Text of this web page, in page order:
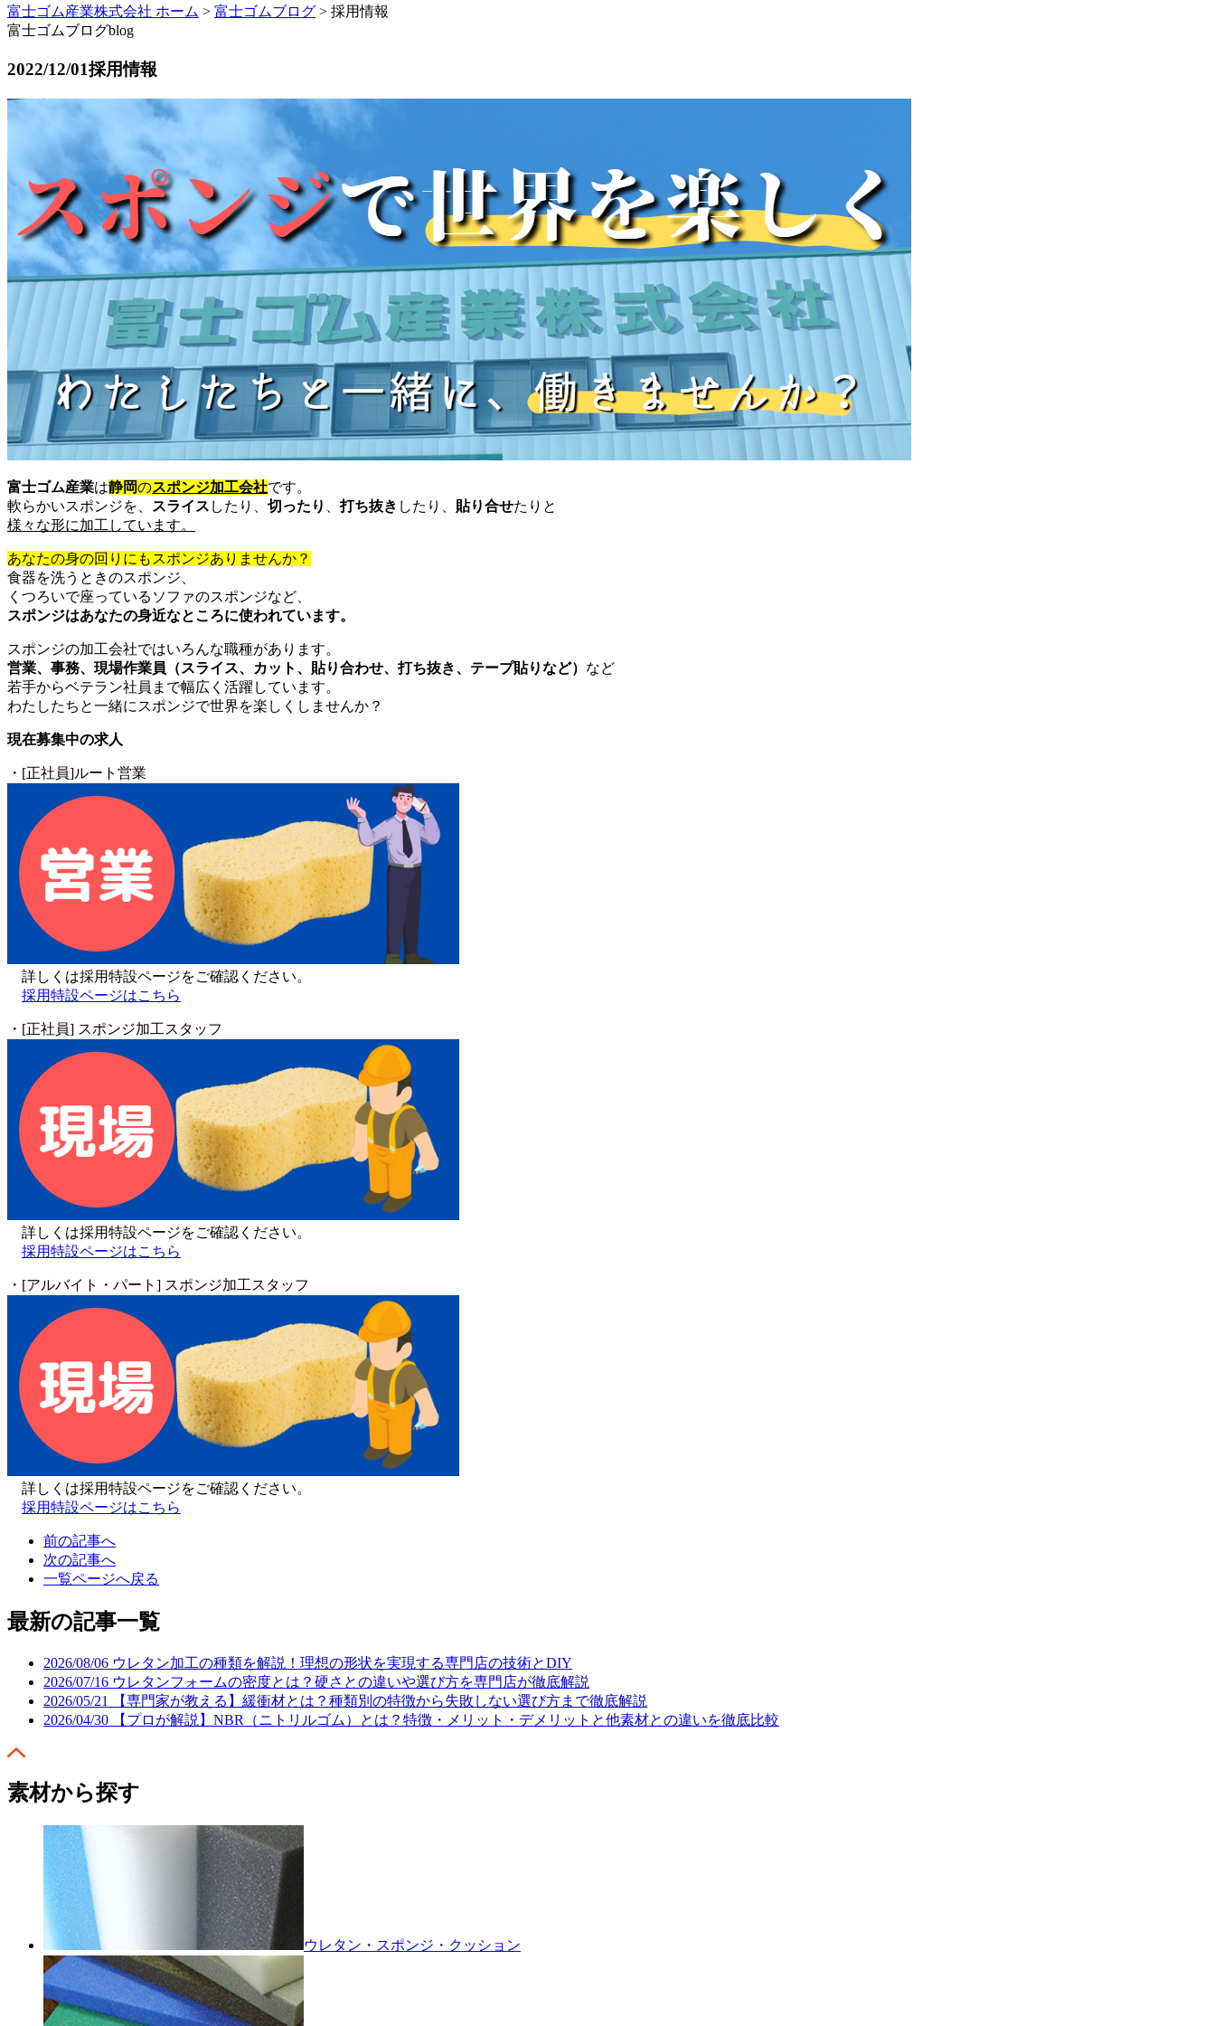
富士ゴム産業株式会社 ホーム > 富士ゴムブログ > 採用情報
富士ゴムブログblog
2022/12/01採用情報
富士ゴム産業は静岡のスポンジ加工会社です。
軟らかいスポンジを、
スライス したり、 切ったり 、打ち抜き したり、 貼り合せたりと
様々な形に加工しています。
あなたの身の回りにもスポンジありませんか？
食器を洗うときのスポンジ、
くつろいで座っているソファのスポンジなど、
スポンジはあなたの身近なところに使われています。
スポンジの加工会社ではいろんな職種があります。
営業、事務、現場作業員（スライス、カット、貼り合わせ、打ち抜き、テープ貼りなど） など
若手からベテラン社員まで幅広く活躍しています。
わたしたちと一緒にスポンジで世界を楽しくしませんか？
現在募集中の求人
・[正社員]ルート営業
詳しくは採用特設ページをご確認ください。
採用特設ページはこちら
・[正社員] スポンジ加工スタッフ
詳しくは採用特設ページをご確認ください。
採用特設ページはこちら
・[アルバイト・パート] スポンジ加工スタッフ
詳しくは採用特設ページをご確認ください。
採用特設ページはこちら
前の記事へ
次の記事へ
一覧ページへ戻る
最新の記事一覧
2026/08/06 ウレタン加工の種類を解説！理想の形状を実現する専門店の技術とDIY
2026/07/16 ウレタンフォームの密度とは？硬さとの違いや選び方を専門店が徹底解説
2026/05/21
【専門家が教える】緩衝材とは？種類別の特徴から失敗しない選び方まで徹底解説
2026/04/30
【プロが解説】NBR（ニトリルゴム）とは？特徴・メリット・デメリットと他素材との違いを徹底比較
素材から探す
ウレタン・スポンジ・クッション